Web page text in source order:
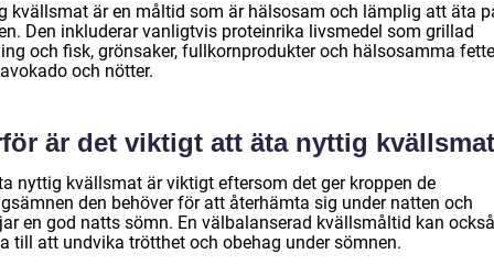
kvällsmat är en måltid som är hälsosam och lämplig att äta
Den inkluderar vanligtvis proteinrika livsmedel som grillad
och fisk, grönsaker, fullkornprodukter och hälsosamma
och nötter.
är det viktigt att äta nyttig
nyttig kvällsmat är viktigt eftersom det ger kroppen de
den behöver för att återhämta sig under natten och
en god natts sömn. En välbalanserad kvällsmåltid kan också
till att undvika trötthet och obehag under sömnen.